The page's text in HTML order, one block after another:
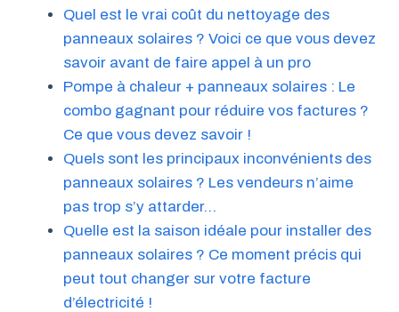
Quel est le vrai coût du nettoyage des
panneaux solaires ? Voici ce que vous devez
savoir avant de faire appel à un pro
Pompe à chaleur + panneaux solaires : Le
combo gagnant pour réduire vos factures ?
Ce que vous devez savoir !
Quels sont les principaux inconvénients des
panneaux solaires ? Les vendeurs n’aime
pas trop s’y attarder…
Quelle est la saison idéale pour installer des
panneaux solaires ? Ce moment précis qui
peut tout changer sur votre facture
d’électricité !